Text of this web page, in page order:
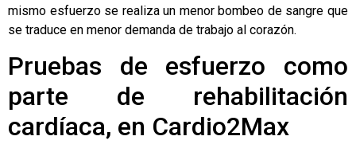
mismo esfuerzo se realiza un menor bombeo de sangre que
se traduce en menor demanda de trabajo al corazón.
Pruebas de esfuerzo como
parte de rehabilitación
cardíaca, en Cardio2Max